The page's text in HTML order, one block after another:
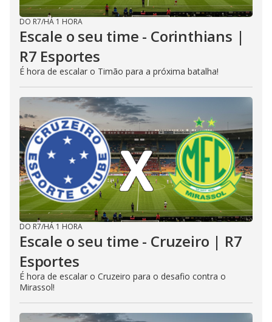
DO R7/HÁ 1 HORA
Escale o seu time - Corinthians |
R7 Esportes
É hora de escalar o Timão para a próxima batalha!
DO R7/HÁ 1 HORA
Escale o seu time - Cruzeiro | R7
Esportes
É hora de escalar o Cruzeiro para o desafio contra o
Mirassol!